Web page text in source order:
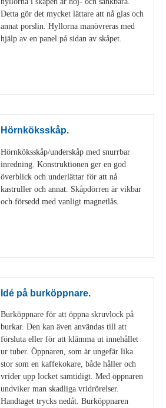
Detta gör det mycket lättare att nå glas och
annat porslin. Hyllorna manövreras med
hjälp av en panel på sidan av skåpet.
Hörnköksskåp.
Hörnköksskåp/underskåp med snurrbar
inredning. Konstruktionen ger en god
överblick och underlättar för att nå
kastruller och annat. Skåpdörren är vikbar
och försedd med vanligt magnetlås.
Idé på burköppnare.
Burköppnare för att öppna skruvlock på
burkar. Den kan även användas till att
försluta eller för att klämma ut innehållet
ur tuber. Öppnaren, som är ungefär lika
stor som en kaffekokare, både håller och
vrider upp locket samtidigt. Med öppnaren
undviker man skadliga vridrörelser.
Handtaget trycks nedåt. Burköppnaren